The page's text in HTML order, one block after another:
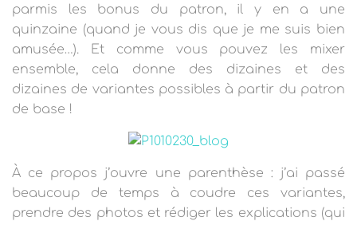
parmis les bonus du patron, il y en a une
quinzaine (quand je vous dis que je me suis bien
amusée…). Et comme vous pouvez les mixer
ensemble, cela donne des dizaines et des
dizaines de variantes possibles à partir du patron
de base !
À ce propos j’ouvre une parenthèse : j’ai passé
beaucoup de temps à coudre ces variantes,
prendre des photos et rédiger les explications (qui